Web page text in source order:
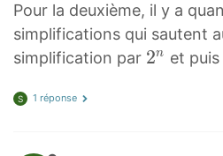
Pour la deuxième, il y a
simplifications qui sautent
simplification par 2
2n et
S 1 réponse